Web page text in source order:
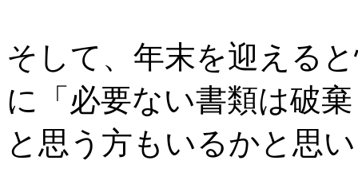
そして、年末を迎える
に「必要ない書類は破
と思う方もいるかと思